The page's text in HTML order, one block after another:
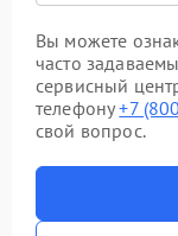
Вы можете
часто
сервисный
телефону+7
свой вопрос.